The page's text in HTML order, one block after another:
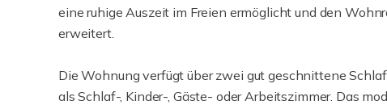
eine ruhige Auszeit im Freien ermöglicht und den
erweitert.
Die Wohnung verfügt über zwei gut geschnittene
als Schlaf-, Kinder-, Gäste- oder Arbeitszimmer. Das